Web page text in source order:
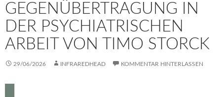
GEGENÜBERTRAGUNG IN
DER PSYCHIATRISCHEN
ARBEIT VON TIMO STORCK
29/06/2026 INFRAREDHEAD KOMMENTAR HINTERLASSEN